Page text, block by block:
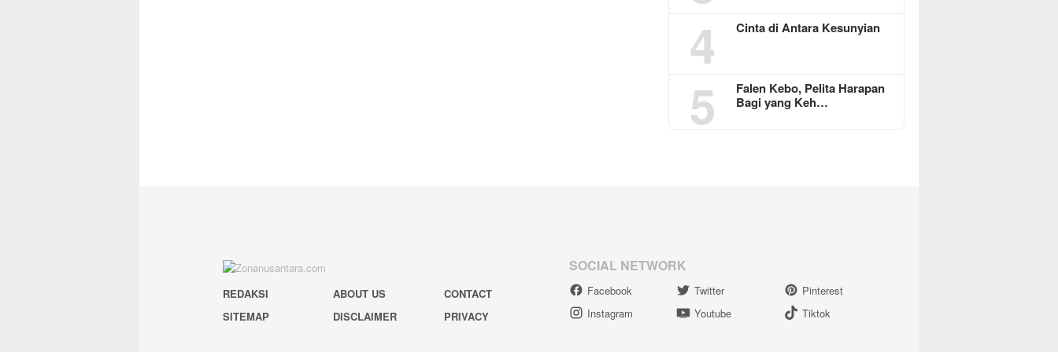
4
Cinta di Antara Kesunyian
5
Falen Kebo, Pelita Harapan
Bagi yang Keh…
REDAKSI ABOUT US
CONTACT
SITEMAP
DISCLAIMER PRIVACY
SOCIAL NETWORK
Facebook Twitter
Pinterest
Instagram
Youtube Tiktok